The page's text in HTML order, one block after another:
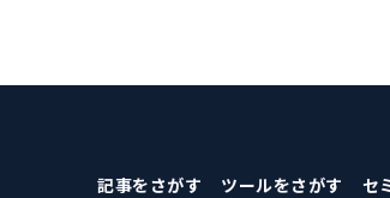
記事をさがす ツールをさがす セ